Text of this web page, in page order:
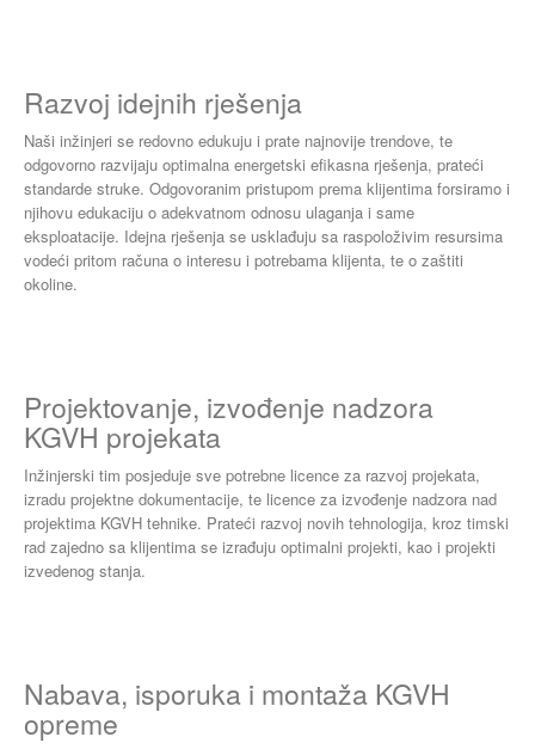
Razvoj idejnih rješenja
Naši inžinjeri se redovno edukuju i prate najnovije trendove, te
odgovorno razvijaju optimalna energetski efikasna rješenja, prateći
standarde struke. Odgovoranim pristupom prema klijentima forsiramo i
njihovu edukaciju o adekvatnom odnosu ulaganja i same
eksploatacije. Idejna rješenja se usklađuju sa raspoloživim resursima
vodeći pritom računa o interesu i potrebama klijenta, te o zaštiti
okoline.
Projektovanje, izvođenje nadzora
KGVH projekata
Inžinjerski tim posjeduje sve potrebne licence za razvoj projekata,
izradu projektne dokumentacije, te licence za izvođenje nadzora nad
projektima KGVH tehnike. Prateći razvoj novih tehnologija, kroz timski
rad zajedno sa klijentima se izrađuju optimalni projekti, kao i projekti
izvedenog stanja.
Nabava, isporuka i montaža KGVH
opreme